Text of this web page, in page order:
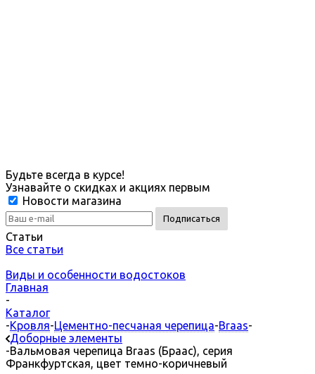
Будьте всегда в курсе!
Узнавайте о скидках и акциях первым
Новости магазина
Статьи
Все статьи
Виды и особенности водостоков
Главная
-
Каталог
-Кровля-Цементно-песчаная черепица-Braas-
Доборные элементы
-Вальмовая черепица Braas (Браас), серия
Франкфуртская, цвет темно-коричневый